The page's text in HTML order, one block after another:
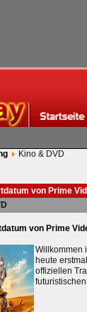
Kino & DVD
von Prime
von Prime
Willkommen
heute
offiziellen